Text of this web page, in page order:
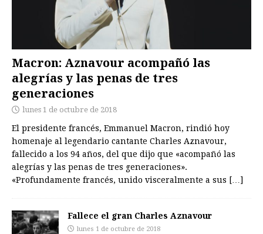
Macron: Aznavour acompañó las
alegrías y las penas de tres
generaciones
lunes 1 de octubre de 2018
El presidente francés, Emmanuel Macron, rindió hoy
homenaje al legendario cantante Charles Aznavour,
fallecido a los 94 años, del que dijo que «acompañó las
alegrías y las penas de tres generaciones».
«Profundamente francés, unido visceralmente a sus […]
Fallece el gran Charles Aznavour
lunes 1 de octubre de 2018